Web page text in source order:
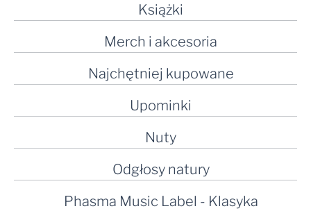
Książki
Merch i akcesoria
Najchętniej kupowane
Upominki
Nuty
Odgłosy natury
Phasma Music Label - Klasyka